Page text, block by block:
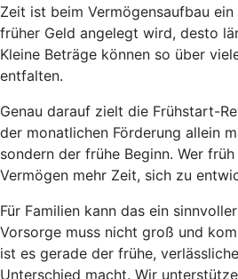
Zeit ist beim Vermögensaufbau
früher Geld angelegt wird, desto
Kleine Beträge können so über
entfalten.
Genau darauf zielt die Frühstart-
der monatlichen Förderung allein
sondern der frühe Beginn. Wer
Vermögen mehr Zeit, sich zu
Für Familien kann das ein
Vorsorge muss nicht groß und
ist es gerade der frühe,
Unterschied macht. Wir